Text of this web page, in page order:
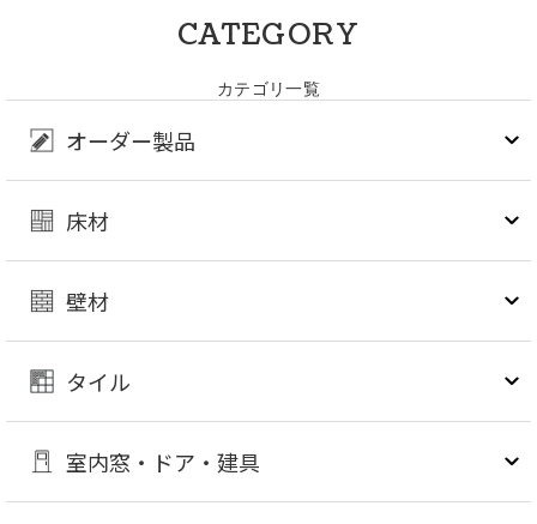
CATEGORY
カテゴリ一覧
オーダー製品
床材
壁材
タイル
室内窓・ドア・建具